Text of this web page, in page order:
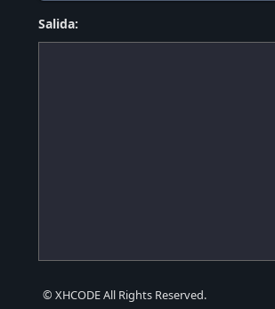
Salida:
© XHCODE All Rights Reserved.